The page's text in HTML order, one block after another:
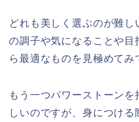
どれも美しく選ぶのが難
の調子や気になることや
ら最適なものを見極めてみ
もう一つパワーストーン
しいのですが、身につけ